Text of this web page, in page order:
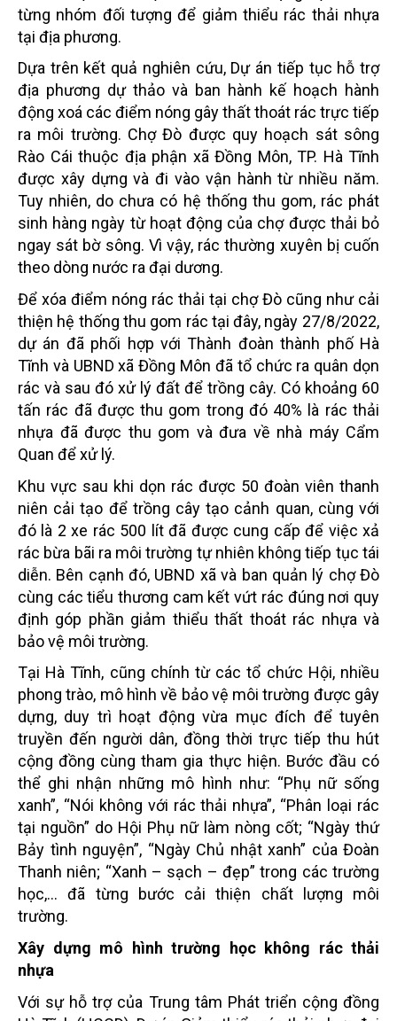
từng nhóm đối tượng để giảm thiểu rác thải nhựa
tại địa phương.
Dựa trên kết quả nghiên cứu, Dự án tiếp tục hỗ trợ
địa phương dự thảo và ban hành kế hoạch hành
động xoá các điểm nóng gây thất thoát rác trực tiếp
ra môi trường. Chợ Đò được quy hoạch sát sông
Rào Cái thuộc địa phận xã Đồng Môn, TP. Hà Tĩnh
được xây dựng và đi vào vận hành từ nhiều năm.
Tuy nhiên, do chưa có hệ thống thu gom, rác phát
sinh hàng ngày từ hoạt động của chợ được thải bỏ
ngay sát bờ sông. Vì vậy, rác thường xuyên bị cuốn
theo dòng nước ra đại dương.
Để xóa điểm nóng rác thải tại chợ Đò cũng như cải
thiện hệ thống thu gom rác tại đây, ngày 27/8/2022,
dự án đã phối hợp với Thành đoàn thành phố Hà
Tĩnh và UBND xã Đồng Môn đã tổ chức ra quân dọn
rác và sau đó xử lý đất để trồng cây. Có khoảng 60
tấn rác đã được thu gom trong đó 40% là rác thải
nhựa đã được thu gom và đưa về nhà máy Cẩm
Quan để xử lý.
Khu vực sau khi dọn rác được 50 đoàn viên thanh
niên cải tạo để trồng cây tạo cảnh quan, cùng với
đó là 2 xe rác 500 lít đã được cung cấp để việc xả
rác bừa bãi ra môi trường tự nhiên không tiếp tục tái
diễn. Bên cạnh đó, UBND xã và ban quản lý chợ Đò
cùng các tiểu thương cam kết vứt rác đúng nơi quy
định góp phần giảm thiểu thất thoát rác nhựa và
bảo vệ môi trường.
Tại Hà Tĩnh, cũng chính từ các tổ chức Hội, nhiều
phong trào, mô hình về bảo vệ môi trường được gây
dựng, duy trì hoạt động vừa mục đích để tuyên
truyền đến người dân, đồng thời trực tiếp thu hút
cộng đồng cùng tham gia thực hiện. Bước đầu có
thể ghi nhận những mô hình như: “Phụ nữ sống
xanh”, “Nói không với rác thải nhựa”, “Phân loại rác
tại nguồn” do Hội Phụ nữ làm nòng cốt; “Ngày thứ
Bảy tình nguyện”, “Ngày Chủ nhật xanh” của Đoàn
Thanh niên; “Xanh – sạch – đẹp” trong các trường
học,… đã từng bước cải thiện chất lượng môi
trường.
Xây dựng mô hình trường học không rác thải
nhựa
Với sự hỗ trợ của Trung tâm Phát triển cộng đồng